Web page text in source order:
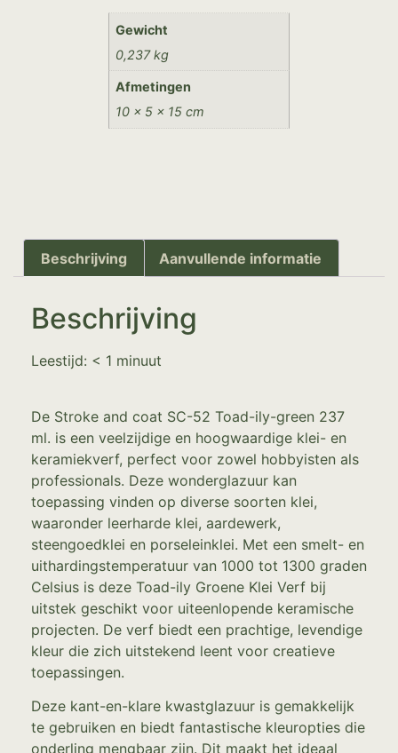
Gewicht
0,237 kg
Afmetingen
10 × 5 × 15 cm
Beschrijving Aanvullende informatie
Beschrijving
Leestijd: < 1 minuut
De Stroke and coat SC-52 Toad-ily-green 237
ml. is een veelzijdige en hoogwaardige klei- en
keramiekverf, perfect voor zowel hobbyisten als
professionals. Deze wonderglazuur kan
toepassing vinden op diverse soorten klei,
waaronder leerharde klei, aardewerk,
steengoedklei en porseleinklei. Met een smelt- en
uithardingstemperatuur van 1000 tot 1300 graden
Celsius is deze Toad-ily Groene Klei Verf bij
uitstek geschikt voor uiteenlopende keramische
projecten. De verf biedt een prachtige, levendige
kleur die zich uitstekend leent voor creatieve
toepassingen.
Deze kant-en-klare kwastglazuur is gemakkelijk
te gebruiken en biedt fantastische kleuropties die
onderling mengbaar zijn. Dit maakt het ideaal